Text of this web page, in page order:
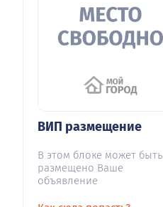
ВИП размещение
В этом блоке может быть
размещено Ваше
объявление